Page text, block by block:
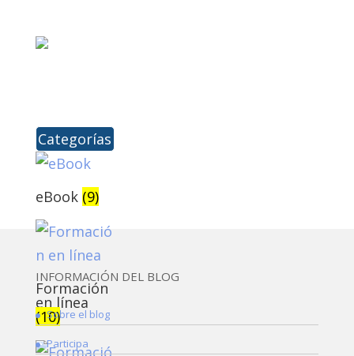
Categorías
eBook (9)
Formación
en línea
(10)
INFORMACIÓN DEL BLOG
Sobre el blog
Participa